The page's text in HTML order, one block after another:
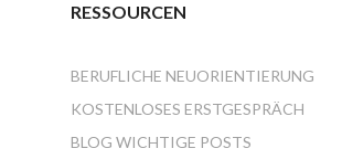
RESSOURCEN
BERUFLICHE NEUORIENTIERUNG
KOSTENLOSES ERSTGESPRÄCH
BLOG WICHTIGE POSTS